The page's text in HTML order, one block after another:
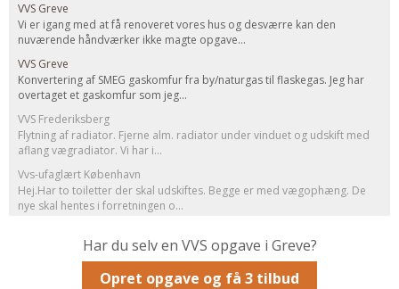
MALER
Indendørs
Udendørs
Kan Det Males?
MURER
Nybygning
Reparationer
Om Materialer
GLARMESTER
Udskiftning Og Montage
VVS Greve
Vi er igang med at få renoveret vores hus og desværre kan den
nuværende håndværker ikke magte opgave...
VVS Greve
Konvertering af SMEG gaskomfur fra by/naturgas til flaskegas. Jeg har
overtaget et gaskomfur som jeg...
VVS Frederiksberg
Flytning af radiator. Fjerne alm. radiator under vinduet og udskift med
aflang vægradiator. Vi har i...
Vvs-ufaglært København
Hej.Har to toiletter der skal udskiftes. Begge er med vægophæng. De
nye skal hentes i forretningen o...
Har du selv en VVS opgave i Greve?
Opret opgave og få 3 tilbud